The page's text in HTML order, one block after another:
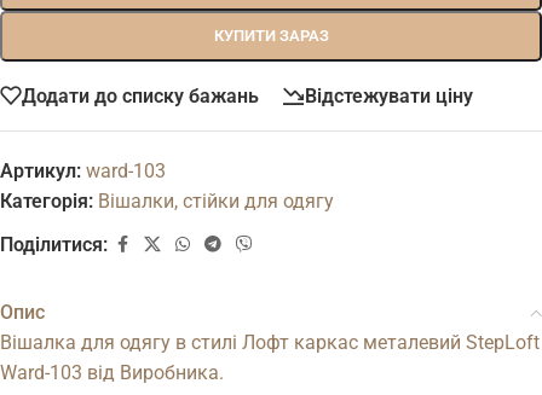
КУПИТИ ЗАРАЗ
Додати до списку бажань Відстежувати ціну
Артикул: ward-103
Категорія: Вішалки, стійки для одягу
Поділитися:
Опис
Вішалка для одягу в стилі Лофт каркас металевий StepLoft
Ward-103 від Виробника.